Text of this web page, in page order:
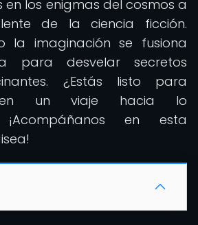
en los enigmas del cosmos a
de la ciencia ficción.
la imaginación se fusiona
para desvelar secretos
¿Estás listo para
en un viaje hacia lo
¡Acompáñanos en esta